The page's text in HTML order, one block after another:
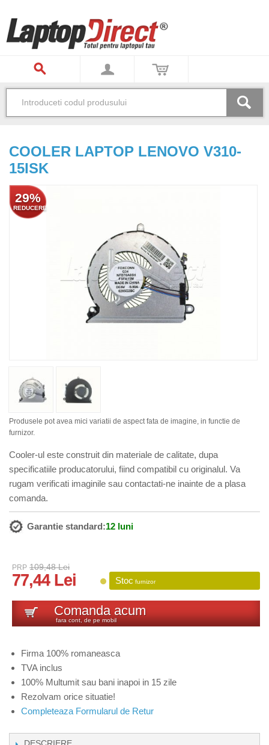
COOLER LAPTOP LENOVO V310-
15ISK
29%
REDUCERE
Produsele pot avea mici variatii de aspect fata de imagine, in functie de
furnizor.
Cooler-ul este construit din materiale de calitate, dupa
specificatiile producatorului, fiind compatibil cu originalul. Va
rugam verificati imaginile sau contactati-ne inainte de a plasa
comanda.
Garantie standard:12 luni
PRP 109,48 Lei
77,44 Lei Stoc furnizor
Comanda acum
fara cont, de pe mobil
Firma 100% romaneasca
TVA inclus
100% Multumit sau bani inapoi in 15 zile
Rezolvam orice situatie!
Completeaza Formularul de Retur